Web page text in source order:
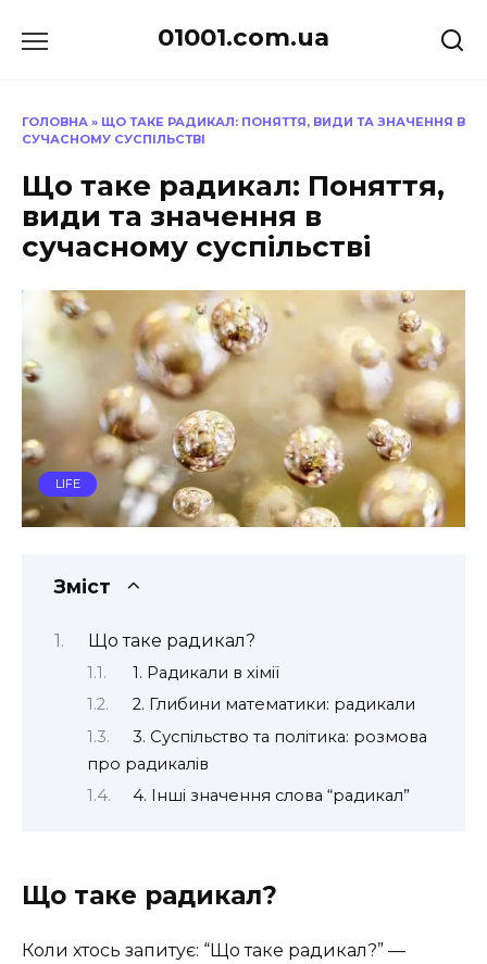
до
01001.com.ua
ГОЛОВНА » ЩО ТАКЕ РАДИКАЛ: ПОНЯТТЯ, ВИДИ ТА ЗНАЧЕННЯ В
СУЧАСНОМУ СУСПІЛЬСТВІ
Що таке радикал: Поняття,
види та значення в
сучасному суспільстві
LIFE
Зміст
Що таке радикал?
1. Радикали в хімії
2. Глибини математики: радикали
3. Суспільство та політика: розмова
про радикалів
4. Інші значення слова “радикал”
Що таке радикал?
Коли хтось запитує: “Що таке радикал?” —